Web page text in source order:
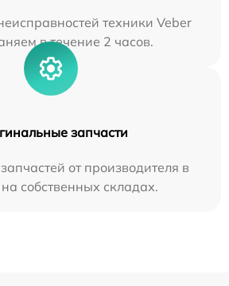
техники Veber
в течение 2 часов.
запчасти
от производителя в
собственных складах.